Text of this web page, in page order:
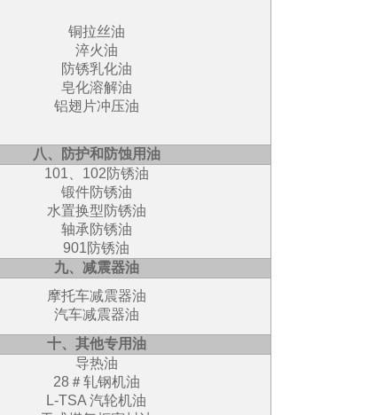
铜拉丝油
淬火油
防锈乳化油
皂化溶解油
铝翅片冲压油
八、防护和防蚀用油
101、102防锈油
锻件防锈油
水置换型防锈油
轴承防锈油
901防锈油
九、减震器油
摩托车减震器油
汽车减震器油
十、其他专用油
导热油
28＃轧钢机油
L-TSA 汽轮机油